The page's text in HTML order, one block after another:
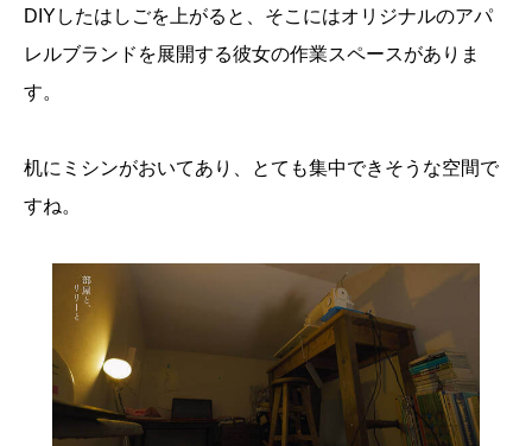
DIYしたはしごを上がると、そこにはオリジナルのアパ
レルブランドを展開する彼女の作業スペースがありま
す。
机にミシンがおいてあり、とても集中できそうな空間で
すね。